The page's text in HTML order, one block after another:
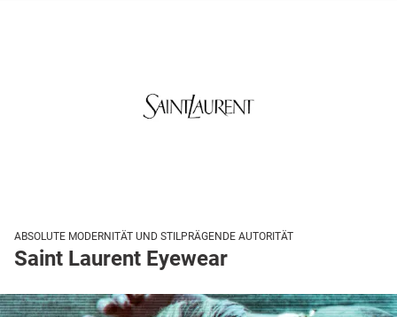
ABSOLUTE MODERNITÄT UND STILPRÄGENDE AUTORITÄT
Saint Laurent Eyewear